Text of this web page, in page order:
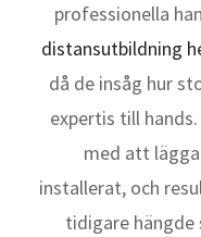
professionella
distansutbildning
då de insåg hur
expertis till
med att
installerat, och
tidigare